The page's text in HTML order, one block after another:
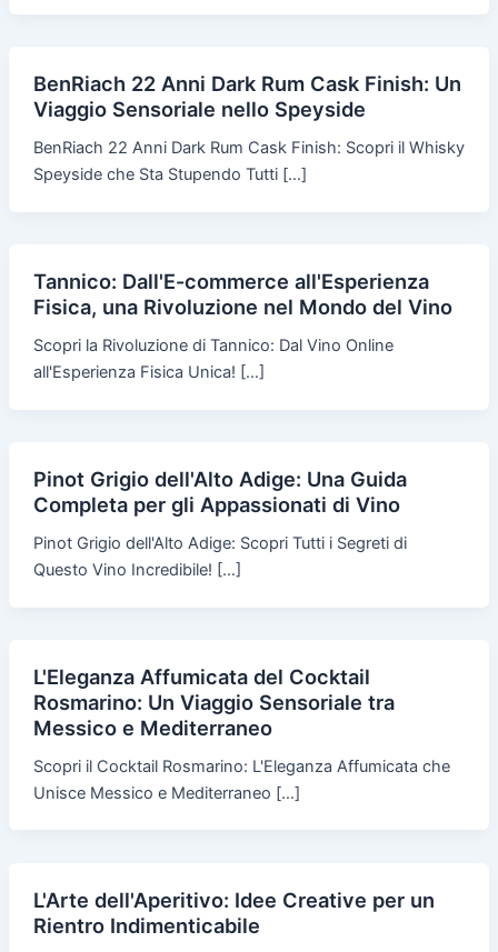
BenRiach 22 Anni Dark Rum Cask Finish: Un
Viaggio Sensoriale nello Speyside
BenRiach 22 Anni Dark Rum Cask Finish: Scopri il Whisky
Speyside che Sta Stupendo Tutti […]
Tannico: Dall'E-commerce all'Esperienza
Fisica, una Rivoluzione nel Mondo del Vino
Scopri la Rivoluzione di Tannico: Dal Vino Online
all'Esperienza Fisica Unica! […]
Pinot Grigio dell'Alto Adige: Una Guida
Completa per gli Appassionati di Vino
Pinot Grigio dell'Alto Adige: Scopri Tutti i Segreti di
Questo Vino Incredibile! […]
L'Eleganza Affumicata del Cocktail
Rosmarino: Un Viaggio Sensoriale tra
Messico e Mediterraneo
Scopri il Cocktail Rosmarino: L'Eleganza Affumicata che
Unisce Messico e Mediterraneo […]
L'Arte dell'Aperitivo: Idee Creative per un
Rientro Indimenticabile